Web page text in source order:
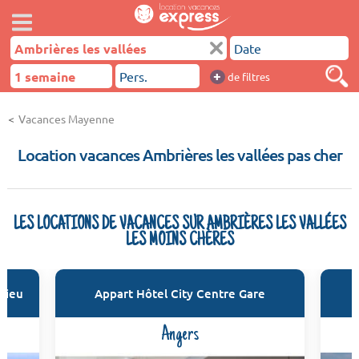
+ de filtres
Vacances Mayenne
Location vacances Ambrières les vallées pas cher
LES LOCATIONS DE VACANCES SUR AMBRIÈRES LES VALLÉES
LES MOINS CHÈRES
Appart Hôtel City Centre Gare
Angers